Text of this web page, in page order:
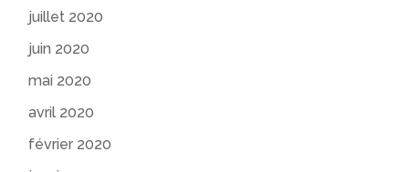
juillet 2020
juin 2020
mai 2020
avril 2020
février 2020